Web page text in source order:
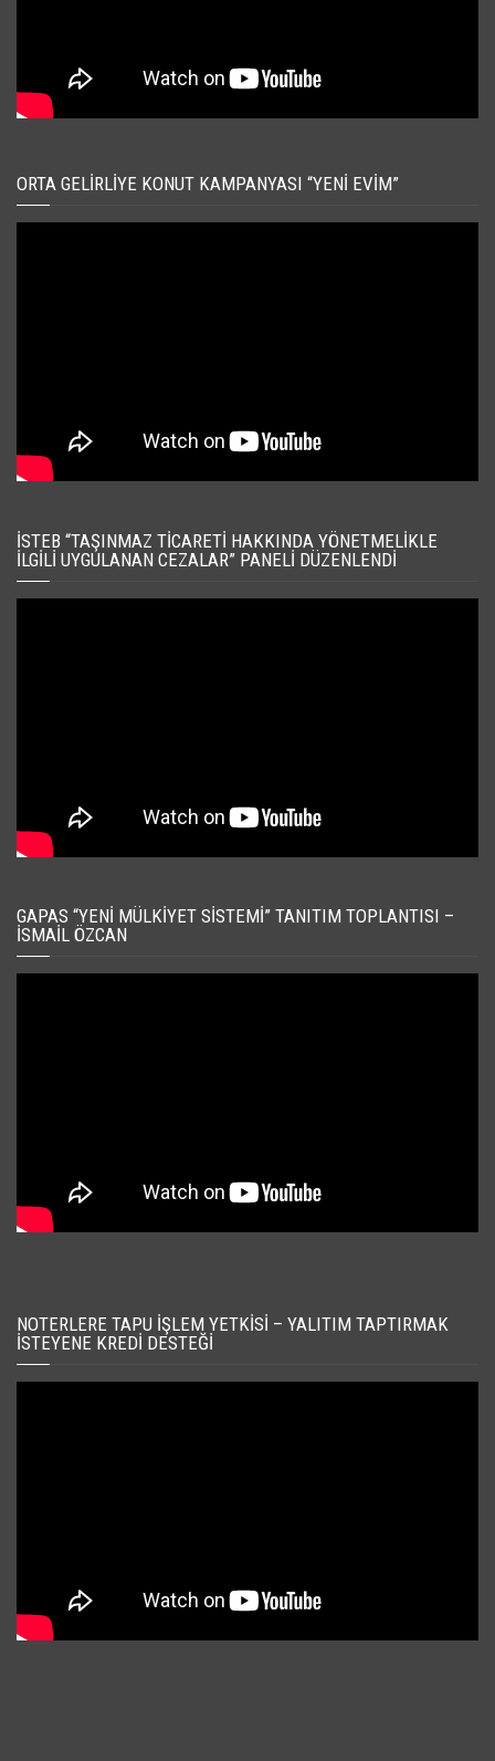
ORTA GELIRLIYE KONUT KAMPANYASI “YENI EVIM”
İSTEB “TAŞINMAZ TICARETI HAKKINDA YÖNETMELIKLE
İLGILI UYGULANAN CEZALAR” PANELI DÜZENLENDI
GAPAS “YENI MÜLKIYET SISTEMI” TANITIM TOPLANTISI –
İSMAIL ÖZCAN
NOTERLERE TAPU İŞLEM YETKISI – YALITIM TAPTIRMAK
İSTEYENE KREDI DESTEĞI